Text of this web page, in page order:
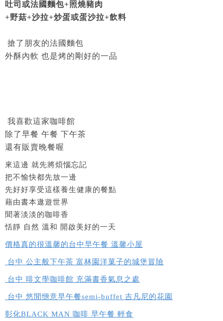
吐司或法國麵包+照燒豬肉
+野菇+沙拉+炒蛋或蛋沙拉+飲料
搶了朋友的法國麵包
外酥內軟 也是烤的剛好的一品
我喜歡這家咖啡館
除了早餐 午餐 下午茶
還有販賣晚餐喔
來這邊 就先將煩惱忘記
把不愉快都先放一邊
先好好享受這樣養生健康的餐點
藉由書本遨遊世界
聞著淡淡的咖啡香
恬靜 自然 溫和 開啟美好的一天
價格真的很溫馨的台中早午餐 溫馨小屋
台中 公主般下午茶 富林園洋菓子的城堡冒險
台中 啡文學咖啡館 充滿書香氣息之處
台中 悠閒愜意早午餐semi-buffet 吉凡尼的花園
彰化BLACK MAN 咖啡 早午餐 輕食